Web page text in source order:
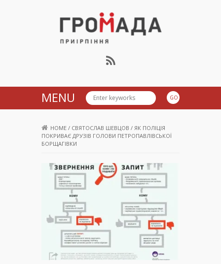
Громада Приірпіння
MENU
HOME / СВЯТОСЛАВ ШЕВЦОВ / ЯК ПОЛІЦІЯ
ПОКРИВАЄ ДРУЗІВ ГОЛОВИ ПЕТРОПАВЛІВСЬКОЇ
БОРЩАГІВКИ